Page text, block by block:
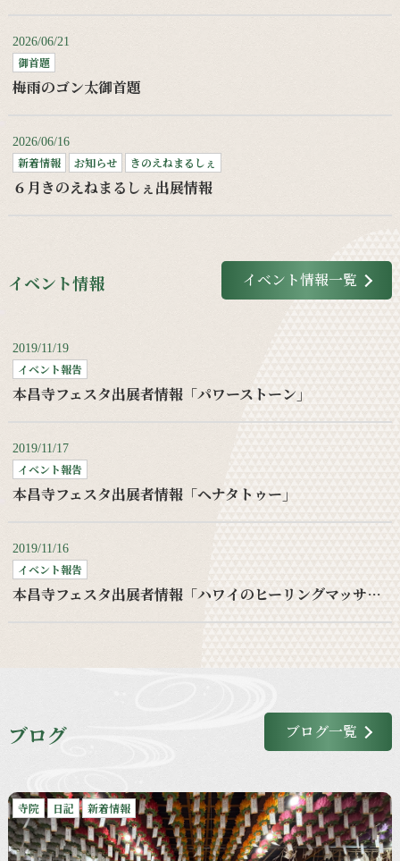
2026/06/21
御首題
梅雨のゴン太御首題
2026/06/16
新着情報 お知らせ きのえねまるしぇ
６月きのえねまるしぇ出展情報
イベント情報 イベント情報一覧
2019/11/19
イベント報告
本昌寺フェスタ出展者情報「パワーストーン」
2019/11/17
イベント報告
本昌寺フェスタ出展者情報「ヘナタトゥー」
2019/11/16
イベント報告
本昌寺フェスタ出展者情報「ハワイのヒーリングマッサージ」
ブログ ブログ一覧
寺院 日記 新着情報